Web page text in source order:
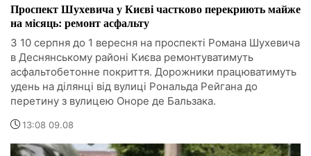
Проспект Шухевича у Києві частково перекриють майже
на місяць: ремонт асфальту
З 10 серпня до 1 вересня на проспекті Романа Шухевича
в Деснянському районі Києва ремонтуватимуть
асфальтобетонне покриття. Дорожники працюватимуть
удень на ділянці від вулиці Рональда Рейгана до
перетину з вулицею Оноре де Бальзака.
13:08 09.08